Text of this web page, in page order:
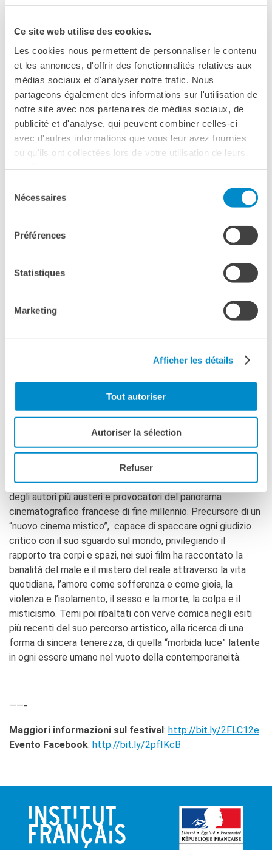
Ce site web utilise des cookies.
Les cookies nous permettent de personnaliser le contenu
et les annonces, d'offrir des fonctionnalités relatives aux
médias sociaux et d'analyser notre trafic. Nous
partageons également des informations sur l'utilisation de
notre site avec nos partenaires de médias sociaux, de
publicité et d'analyse, qui peuvent combiner celles-ci
avec d'autres informations que vous leur avez fournies
ou qu'ils ont collectées lors de votre utilisation de leurs
Nécessaires
Préférences
Statistiques
Marketing
Afficher les détails
Tout autoriser
Autoriser la sélection
Refuser
Soggiorni linguistici in
PALERMO
Atelier Panormos - La
Bottega
Bandi
Residenze 2026
Residenze passate
Cantieri Culturali alla Zisa
L’Humanité / L’umanità
DI BRUNO DUMONT
PALERMO
VENERDI 6 APRILE - 20.30
L’HUMANITÉ / L’UMANITÀ
148’ V.O. SOTT. IT.
Il tenente di polizia Pharaon de Winter è un uomo semplice:
scapolo, sulla trentina, parla con poche persone e abita con
innamorato della sua vicina di casa, Domino, una operaia di
23 anni fidanzata con Joseph, che guida gli scuolabus. È
perché è chiamato a lavorare su un sordido caso: deve
indagare sull’omicidio di una bambina.
BRUNO DUMONT
Bruno Dumont, nato nel 1958 a Bailleul nelle Fiandre, è uno
degli autori più austeri e provocatori del panorama
cinematografico francese di fine millennio. Precursore di un
“nuovo cinema mistico”, capace di spaccare ogni giudizio
critico con il suo sguardo sul mondo, privilegiando il
rapporto tra corpi e spazi, nei suoi film ha raccontato la
banalità del male e il mistero del reale attraverso la vita
quotidiana, l’amore come sofferenza e come gioia, la
violenza e l’isolamento, il sesso e la morte, la colpa e il
misticismo. Temi poi ribaltati con verve comica negli esiti
più recenti del suo percorso artistico, alla ricerca di una
forma di sincera tenerezza, di quella “morbida luce” latente
in ogni essere umano nel vuoto della contemporaneità.
——-
Maggiori informazioni sul festival: http://bit.ly/2FLC12e
Evento Facebook: http://bit.ly/2pfIKcB